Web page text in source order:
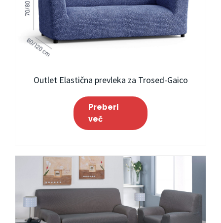
Outlet Elastična prevleka za Trosed-Gaico
Preberi
več